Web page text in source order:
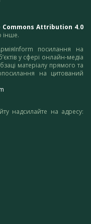
Commons Attribution 4.0
інше.
посилання на
у сфері онлайн-медіа
матеріалу прямого та
на цитований
надсилайте на адресу: